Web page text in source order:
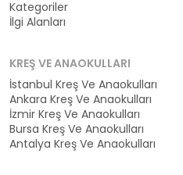
Kategoriler
İlgi Alanları
KREŞ VE ANAOKULLARI
İstanbul Kreş Ve Anaokulları
Ankara Kreş Ve Anaokulları
İzmir Kreş Ve Anaokulları
Bursa Kreş Ve Anaokulları
Antalya Kreş Ve Anaokulları